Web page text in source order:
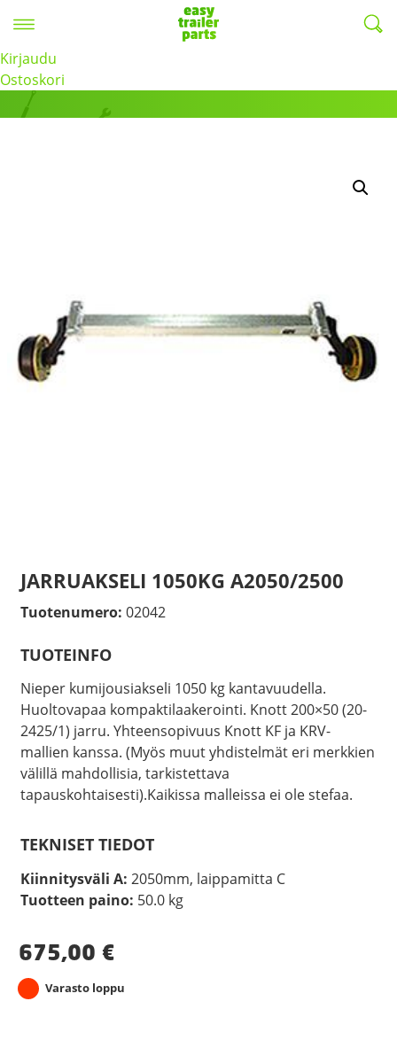
Kirjaudu
Ostoskori
Tuotteet
JARRUAKSELI 1050KG A2050/2500
Tuotenumero: 02042
TUOTEINFO
Nieper kumijousiakseli 1050 kg kantavuudella.
Huoltovapaa kompaktilaakerointi. Knott 200×50 (20-
2425/1) jarru. Yhteensopivuus Knott KF ja KRV-
mallien kanssa. (Myös muut yhdistelmät eri merkkien
välillä mahdollisia, tarkistettava
tapauskohtaisesti).Kaikissa malleissa ei ole stefaa.
TEKNISET TIEDOT
Kiinnitysväli A: 2050mm, laippamitta C
Tuotteen paino: 50.0 kg
675,00 €
Varasto loppu